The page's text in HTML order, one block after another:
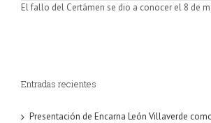
El fallo del Certámen se dio a conocer el 8 de
Entradas recientes
Presentación de Encarna León Villaverde